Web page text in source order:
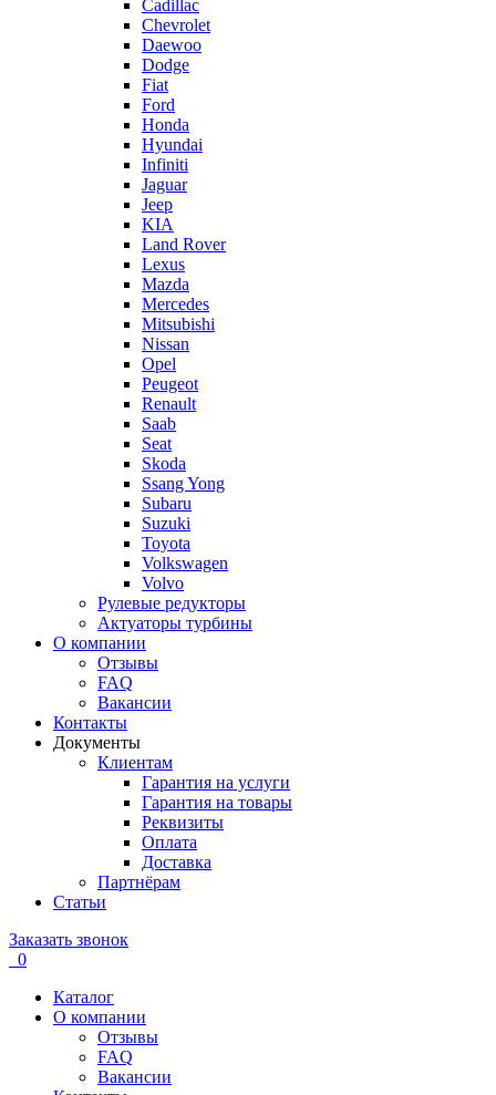
Cadillac
Chevrolet
Daewoo
Dodge
Fiat
Ford
Honda
Hyundai
Infiniti
Jaguar
Jeep
KIA
Land Rover
Lexus
Mazda
Mercedes
Mitsubishi
Nissan
Opel
Peugeot
Renault
Saab
Seat
Skoda
Ssang Yong
Subaru
Suzuki
Toyota
Volkswagen
Volvo
Рулевые редукторы
Актуаторы турбины
О компании
Отзывы
FAQ
Вакансии
Контакты
Документы
Клиентам
Гарантия на услуги
Гарантия на товары
Реквизиты
Оплата
Доставка
Партнёрам
Статьи
Заказать звонок
0
Каталог
О компании
Отзывы
FAQ
Вакансии